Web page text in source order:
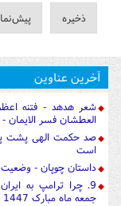
آخرین عناوین
شعر هدهد - فتنه
العطشان فسر الایمان -
صد حکمت الهی پشت
است
داستان چوپان - وضعیت
جمعه ماه مبارک 1447 ه ق